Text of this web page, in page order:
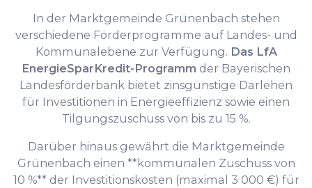
In der Marktgemeinde Grünenbach stehen
verschiedene Förderprogramme auf Landes- und
Kommunalebene zur Verfügung. Das LfA
EnergieSparKredit-Programm der Bayerischen
Landesförderbank bietet zinsgünstige Darlehen
für Investitionen in Energieeffizienz sowie einen
Tilgungszuschuss von bis zu 15 %.
Darüber hinaus gewährt die Marktgemeinde
Grünenbach einen **kommunalen Zuschuss von
10 %** der Investitionskosten (maximal 3 000 €) für